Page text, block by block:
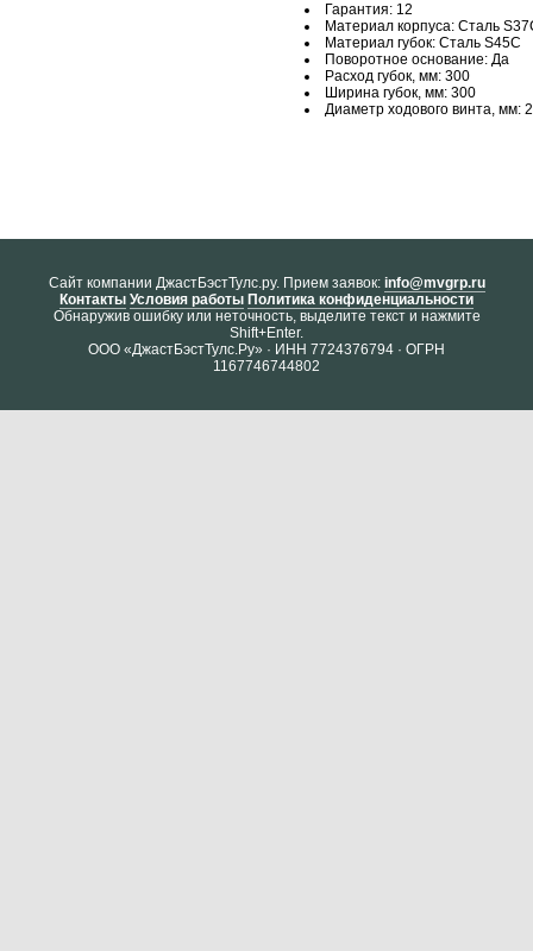
Гарантия: 12
Материал корпуса: Сталь
Материал губок: Сталь S45C
Поворотное основание: Да
Расход губок, мм: 300
Ширина губок, мм: 300
Диаметр ходового винта, мм:
Cайт компании ДжастБэстТулс.ру. Прием заявок: info@mvgrp.ru
Контакты Условия работы Политика конфиденциальности
Обнаружив ошибку или неточность, выделите текст и нажмите
Shift+Enter.
ООО «ДжастБэстТулс.Ру» · ИНН 7724376794 · ОГРН
1167746744802